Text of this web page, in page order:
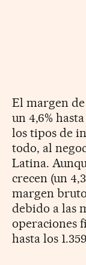
El margen
un 4,6%
los tipos de
todo, al
Latina.
crecen (un
margen
debido a las
operaciones
hasta los